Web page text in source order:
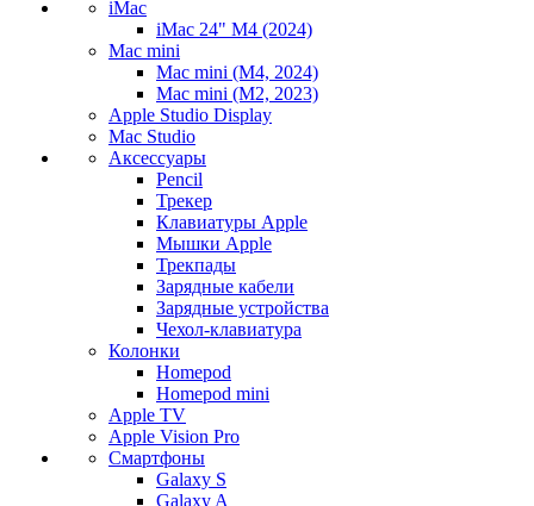
iMac
iMac 24" M4 (2024)
Mac mini
Mac mini (M4, 2024)
Mac mini (M2, 2023)
Apple Studio Display
Mac Studio
Аксессуары
Pencil
Трекер
Клавиатуры Apple
Мышки Apple
Трекпады
Зарядные кабели
Зарядные устройства
Чехол-клавиатура
Колонки
Homepod
Homepod mini
Apple TV
Apple Vision Pro
Смартфоны
Galaxy S
Galaxy A